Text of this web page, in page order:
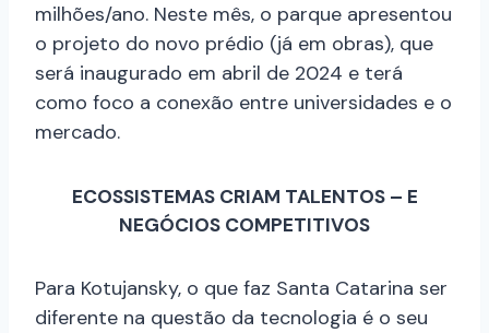
milhões/ano. Neste mês, o parque apresentou
o projeto do novo prédio (já em obras), que
será inaugurado em abril de 2024 e terá
como foco a conexão entre universidades e o
mercado.
ECOSSISTEMAS CRIAM TALENTOS – E
NEGÓCIOS COMPETITIVOS
Para Kotujansky, o que faz Santa Catarina ser
diferente na questão da tecnologia é o seu